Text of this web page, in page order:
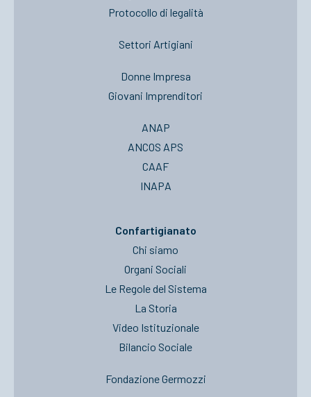
Protocollo di legalità
Settori Artigiani
Donne Impresa
Giovani Imprenditori
ANAP
ANCOS APS
CAAF
INAPA
Confartigianato
Chi siamo
Organi Sociali
Le Regole del Sistema
La Storia
Video Istituzionale
Bilancio Sociale
Fondazione Germozzi